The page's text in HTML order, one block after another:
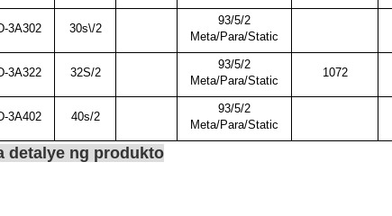
3A302 30s\/2
93/5/2
Meta/Para/Static
3A322 32S/2
93/5/2
Meta/Para/Static
1072
3A402 40s/2
93/5/2
Meta/Para/Static
detalye ng produkto